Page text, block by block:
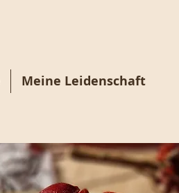
Meine Leidenschaft